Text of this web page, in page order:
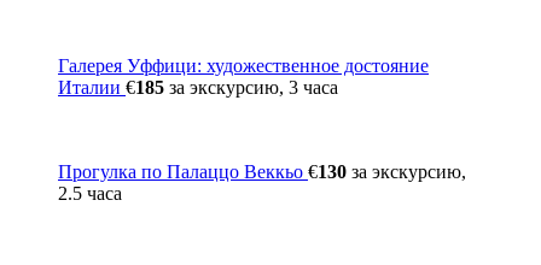
Галерея Уффици: художественное достояние
Италии €185 за экскурсию, 3 часа
Прогулка по Палаццо Веккьо €130 за экскурсию,
2.5 часа